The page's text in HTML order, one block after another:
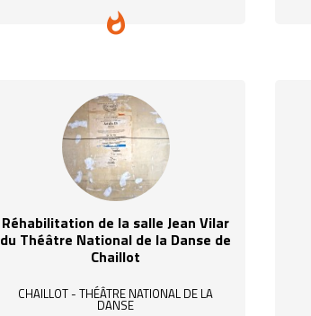
Réhabilitation de la salle Jean Vilar
du Théâtre National de la Danse de
Chaillot
CHAILLOT - THÉÂTRE NATIONAL DE LA
DANSE